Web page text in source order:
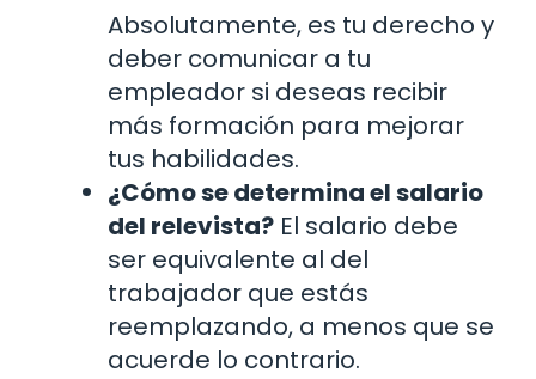
Absolutamente, es tu derecho y
deber comunicar a tu
empleador si deseas recibir
más formación para mejorar
tus habilidades.
¿Cómo se determina el salario
del relevista? El salario debe
ser equivalente al del
trabajador que estás
reemplazando, a menos que se
acuerde lo contrario.